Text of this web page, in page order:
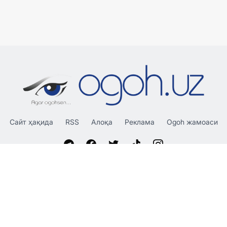
Сайт ҳақида RSS Алоқа Реклама Ogoh жамоаси